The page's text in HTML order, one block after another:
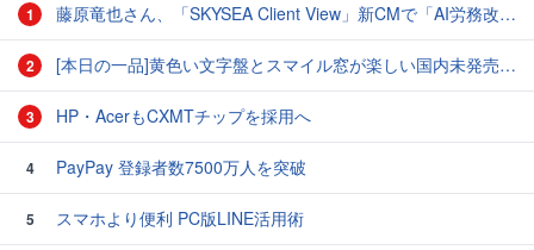
1 藤原竜也さん、「SKYSEA Client View」新CMで「AI労務改善」をアピール 働き方をAIが分析したら「すぐに休んで」と言われる？
2 [本日の一品]黄色い文字盤とスマイル窓が楽しい国内未発売のCASIO「AMW-880D」
3 HP・AcerもCXMTチップを採用へ
4 PayPay 登録者数7500万人を突破
5
スマホより便利 PC版LINE活用術